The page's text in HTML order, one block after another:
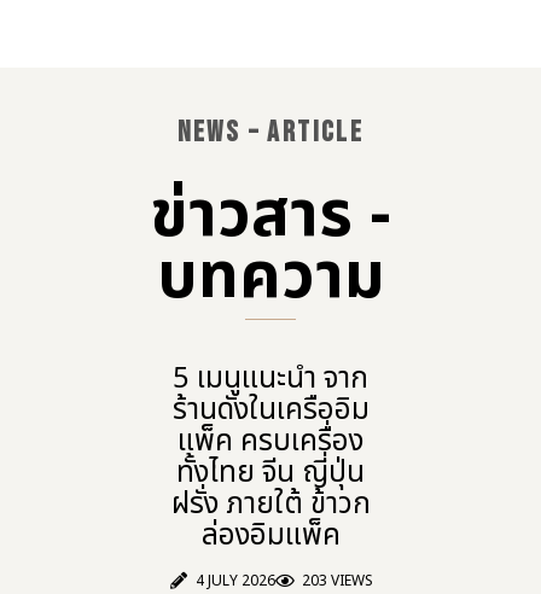
NEWS – ARTICLE
ข่าวสาร -
บทความ​
5 เมนูแนะนำ จาก
ร้านดังในเครืออิม
แพ็ค ครบเครื่อง
ทั้งไทย จีน ญี่ปุ่น
ฝรั่ง ภายใต้ ข้าวก
ล่องอิมแพ็ค
4 JULY 2026 203 VIEWS